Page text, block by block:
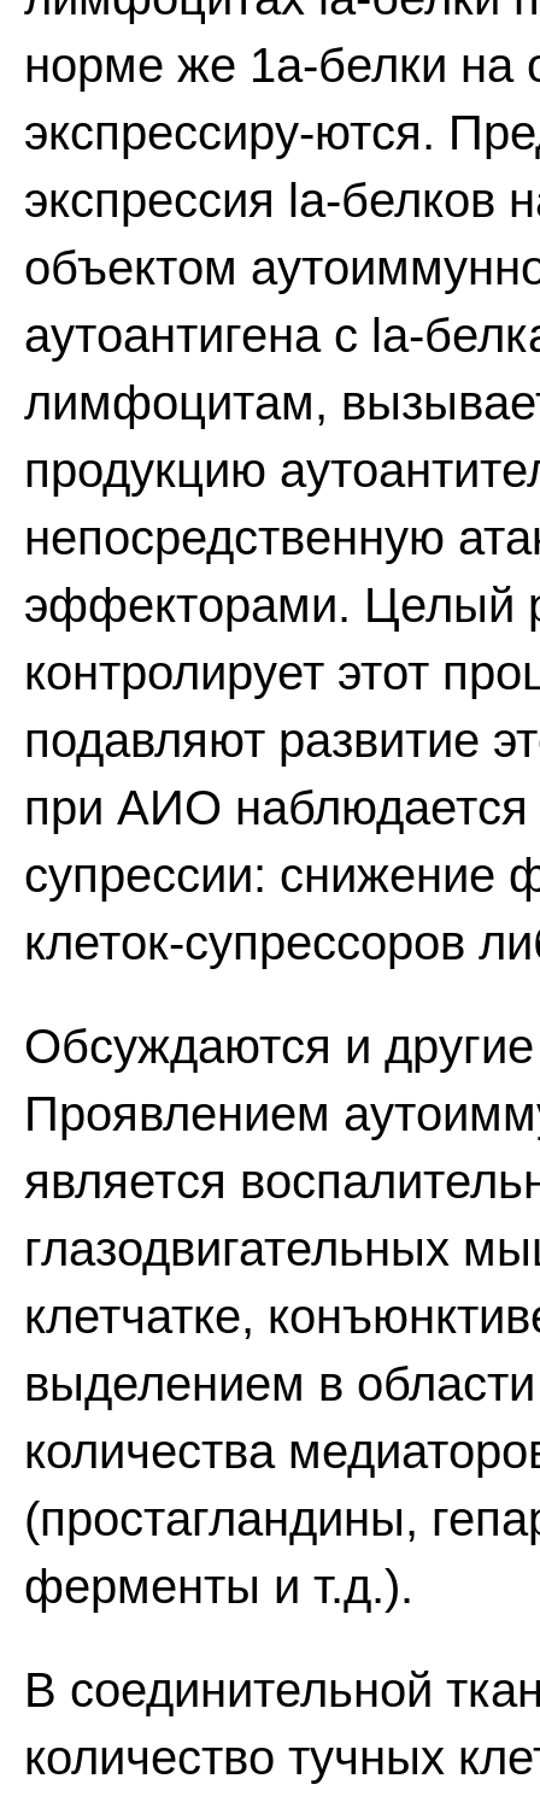
норме же 1а-белки на
экспрессиру-ются.
экспрессия la-белков
объектом
аутоантигена с la-
лимфоцитам,
продукцию
непосредственную
эффекторами. Целый
контролирует этот
подавляют развитие
при АИО наблюдается
супрессии: снижение
клеток-супрессоров
Обсуждаются и
Проявлением
является
глазодвигательных
клетчатке,
выделением в
количества
(простагландины,
ферменты и т.д.).
В соединительной
количество тучных